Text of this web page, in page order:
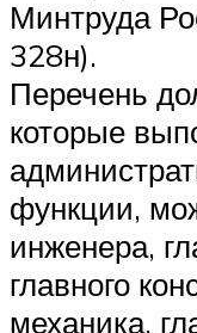
Минтруда
328н).
Перечень
которые
функции,
инженера,
главного
механика,